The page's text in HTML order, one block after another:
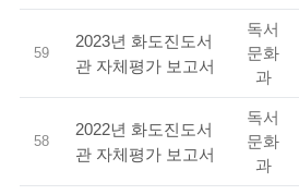
59
2023년 화도진도서
관 자체평가 보고서
독서
문화
과
58
2022년 화도진도서
관 자체평가 보고서
독서
문화
과